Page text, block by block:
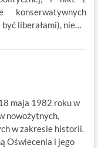
liberałami), nie…
maja 1982 roku w
nowożytnych,
w zakresie historii.
Oświecenia i jego